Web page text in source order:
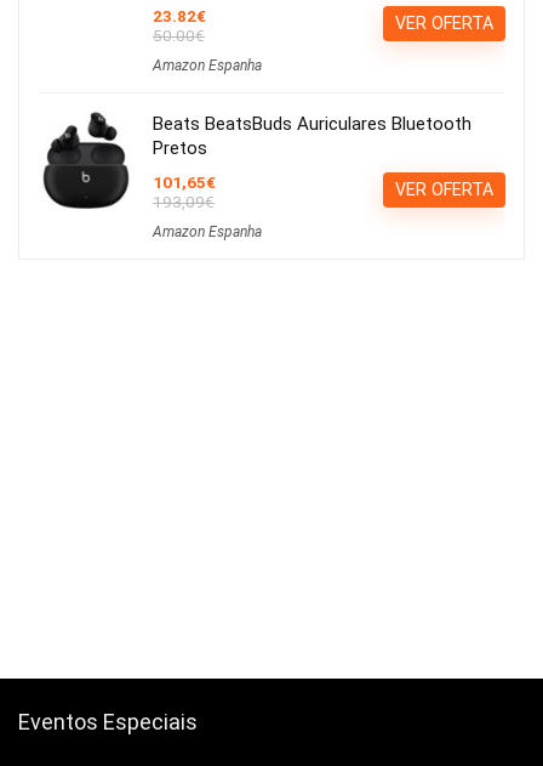
23.82€
50.00€
Amazon Espanha
VER OFERTA
Beats BeatsBuds Auriculares Bluetooth
Pretos
101,65€
193,09€
Amazon Espanha
VER OFERTA
Eventos Especiais